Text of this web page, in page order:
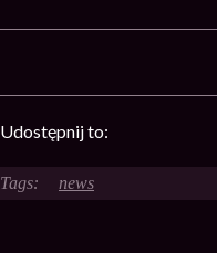
Udostępnij to:
news